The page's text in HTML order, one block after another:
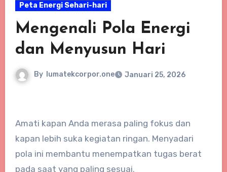
Peta Energi Sehari-hari
Mengenali Pola Energi
dan Menyusun Hari
By lumatekcorpor.one Januari 25, 2026
Amati kapan Anda merasa paling fokus dan
kapan lebih suka kegiatan ringan. Menyadari
pola ini membantu menempatkan tugas berat
pada saat yang paling sesuai.